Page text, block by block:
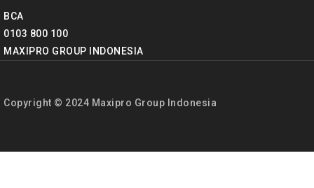
BCA
0103 800 100
MAXIPRO GROUP INDONESIA
Copyright © 2024 Maxipro Group Indonesia